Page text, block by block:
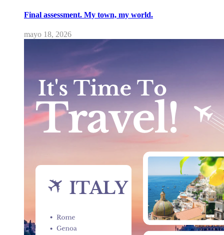
Final assessment. My town, my world.
mayo 18, 2026